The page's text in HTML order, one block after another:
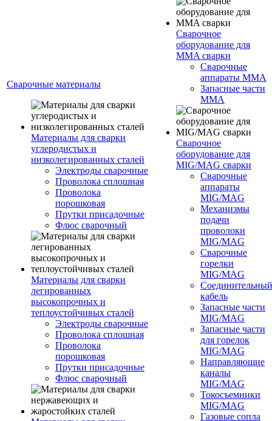
Сварочные материалы
Материалы для сварки
углеродистых и
низколегированных сталей
Электроды сварочные
Проволока сплошная
Проволока
порошковая
Прутки присадочные
Флюс сварочный
Материалы для сварки
легированных
высокопрочных и
теплоустойчивых сталей
Электроды сварочные
Проволока сплошная
Проволока
порошковая
Прутки присадочные
Флюс сварочный
Сварочное
оборудование для
MMA сварки
Сварочные
аппараты MMA
Запасные части
MMA
Сварочное
оборудование для
MIG/MAG сварки
Сварочные
аппараты
MIG/MAG
Механизмы
подачи
проволоки
MIG/MAG
Сварочные
горелки
MIG/MAG
Соединительный
кабель
Запасные части
MIG/MAG
Запасные части
для горелок
MIG/MAG
Направляющие
каналы
MIG/MAG
Токосъемники
MIG/MAG
Газовые сопла